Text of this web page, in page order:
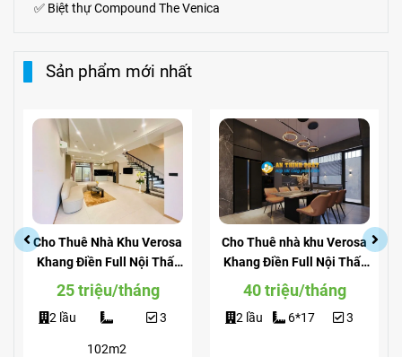
✅ Biệt thự Compound The Venica
Sản phẩm mới nhất
Cho Thuê Nhà Khu Verosa
Khang Điền Full Nội Thất
Giá Siêu Rẻ
25 triệu/tháng
2 lầu
102m2
3
Cho Thuê nhà khu Verosa
Khang Điền Full Nội Thất
View Công Viên
40 triệu/tháng
2 lầu 6*17 3